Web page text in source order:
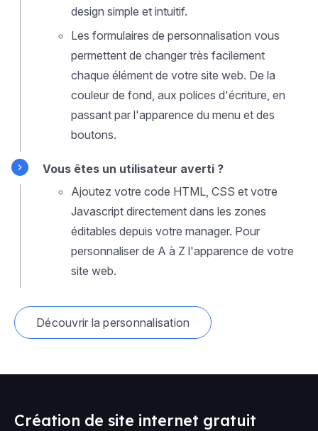
design simple et intuitif.
Les formulaires de personnalisation vous
permettent de changer très facilement
chaque élément de votre site web. De la
couleur de fond, aux polices d'écriture, en
passant par l'apparence du menu et des
boutons.
Vous êtes un utilisateur averti ?
Ajoutez votre code HTML, CSS et votre
Javascript directement dans les zones
éditables depuis votre manager. Pour
personnaliser de A à Z l'apparence de votre
site web.
Découvrir la personnalisation
Création de site internet gratuit